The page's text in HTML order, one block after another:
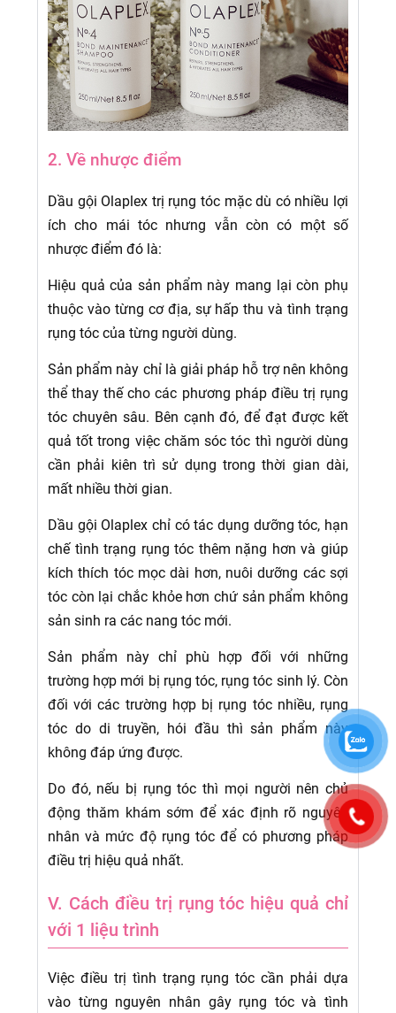
2. Về nhược điểm
Dầu gội Olaplex trị rụng tóc mặc dù có nhiều lợi
ích cho mái tóc nhưng vẫn còn có một số
nhược điểm đó là:
Hiệu quả của sản phẩm này mang lại còn phụ
thuộc vào từng cơ địa, sự hấp thu và tình trạng
rụng tóc của từng người dùng.
Sản phẩm này chỉ là giải pháp hỗ trợ nên không
thể thay thế cho các phương pháp điều trị rụng
tóc chuyên sâu. Bên cạnh đó, để đạt được kết
quả tốt trong việc chăm sóc tóc thì người dùng
cần phải kiên trì sử dụng trong thời gian dài,
mất nhiều thời gian.
Dầu gội Olaplex chỉ có tác dụng dưỡng tóc, hạn
chế tình trạng rụng tóc thêm nặng hơn và giúp
kích thích tóc mọc dài hơn, nuôi dưỡng các sợi
tóc còn lại chắc khỏe hơn chứ sản phẩm không
sản sinh ra các nang tóc mới.
Sản phẩm này chỉ phù hợp đối với những
trường hợp mới bị rụng tóc, rụng tóc sinh lý. Còn
đối với các trường hợp bị rụng tóc nhiều, rụng
tóc do di truyền, hói đầu thì sản phẩm này
không đáp ứng được.
Do đó, nếu bị rụng tóc thì mọi người nên chủ
động thăm khám sớm để xác định rõ nguyên
nhân và mức độ rụng tóc để có phương pháp
điều trị hiệu quả nhất.
V. Cách điều trị rụng tóc hiệu quả chỉ
với 1 liệu trình
Việc điều trị tình trạng rụng tóc cần phải dựa
vào từng nguyên nhân gây rụng tóc và tình